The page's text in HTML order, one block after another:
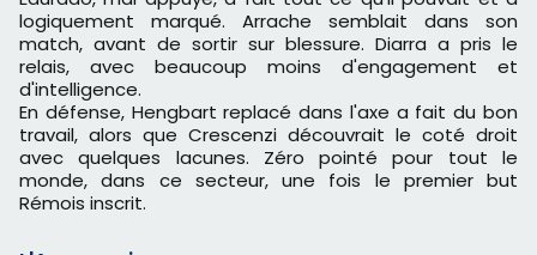
logiquement marqué. Arrache semblait dans son
match, avant de sortir sur blessure. Diarra a pris le
relais, avec beaucoup moins d'engagement et
d'intelligence.
En défense, Hengbart replacé dans l'axe a fait du bon
travail, alors que Crescenzi découvrait le coté droit
avec quelques lacunes. Zéro pointé pour tout le
monde, dans ce secteur, une fois le premier but
Rémois inscrit.